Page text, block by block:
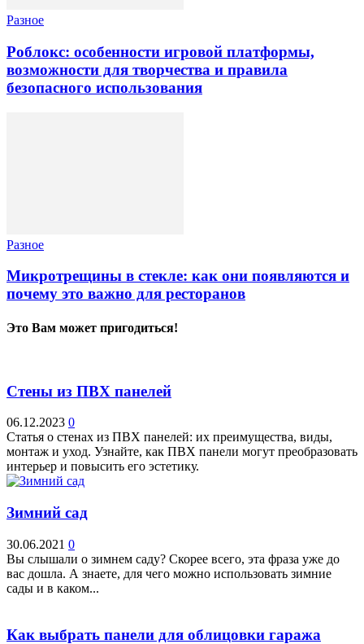
Разное
Роблокс: особенности игровой платформы,
возможности для творчества и правила
безопасного использования
Разное
Микротрещины в стекле: как они появляются и
почему это важно для ресторанов
Это Вам может пригодиться!
Стены из ПВХ панелей
06.12.2023 0
Статья о стенах из ПВХ панелей: их преимущества, виды,
монтаж и уход. Узнайте, как ПВХ панели могут преобразовать
интерьер и повысить его эстетику.
Зимний сад
30.06.2021 0
Вы слышали о зимнем саду? Скорее всего, эта фраза уже до
вас дошла. А знаете, для чего можно использовать зимние
сады и в каком...
Как выбрать панели для облицовки гаража